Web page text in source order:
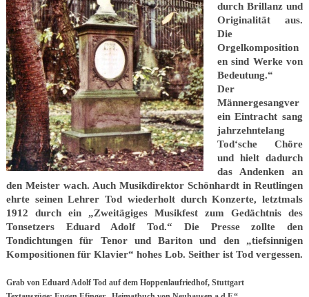
durch Brillanz und
Originalität aus.
Die
Orgelkomposition
en sind Werke von
Bedeutung.“
Der
Männergesangver
ein Eintracht sang
jahrzehntelang
Tod‘sche Chöre
und hielt dadurch
das Andenken an
den Meister wach. Auch Musikdirektor Schönhardt in Reutlingen
ehrte seinen Lehrer Tod wiederholt durch Konzerte, letztmals
1912 durch ein „Zweitägiges Musikfest zum Gedächtnis des
Tonsetzers Eduard Adolf Tod.“ Die Presse zollte den
Tondichtungen für Tenor und Bariton und den „tiefsinnigen
Kompositionen für Klavier“ hohes Lob. Seither ist Tod vergessen.
Grab von Eduard Adolf Tod auf dem Hoppenlaufriedhof, Stuttgart